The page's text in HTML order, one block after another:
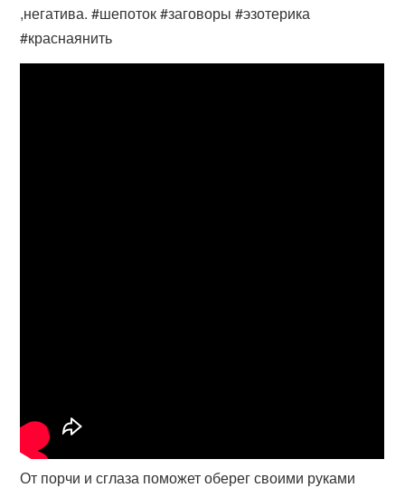
,негатива. #шепоток #заговоры #эзотерика
#краснаянить
От порчи и сглаза поможет оберег своими руками